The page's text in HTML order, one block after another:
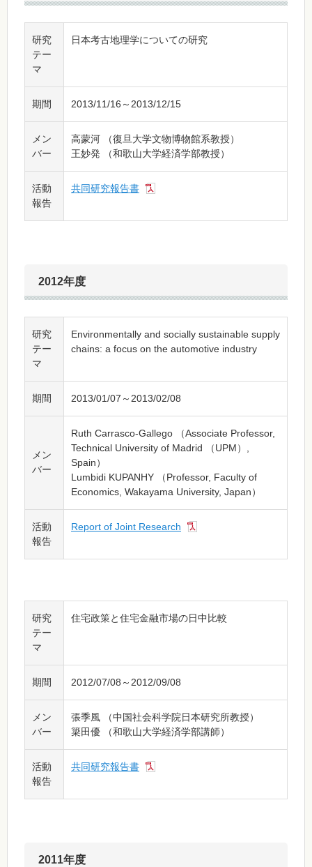
研究
テー
マ
日本考古地理学についての研究
期間 2013/11/16～2013/12/15
メン
バー
高蒙河 （復旦大学文物博物館系教授）
王妙発 （和歌山大学経済学部教授）
活動
報告
共同研究報告書
2012年度
研究
テー
マ
Environmentally and socially sustainable supply
chains: a focus on the automotive industry
期間 2013/01/07～2013/02/08
メン
バー
Ruth Carrasco-Gallego （Associate Professor,
Technical University of Madrid （UPM）,
Spain）
Lumbidi KUPANHY （Professor, Faculty of
Economics, Wakayama University, Japan）
活動
報告
Report of Joint Research
研究
テー
マ
住宅政策と住宅金融市場の日中比較
期間 2012/07/08～2012/09/08
メン
バー
張季風 （中国社会科学院日本研究所教授）
簗田優 （和歌山大学経済学部講師）
活動
報告
共同研究報告書
2011年度